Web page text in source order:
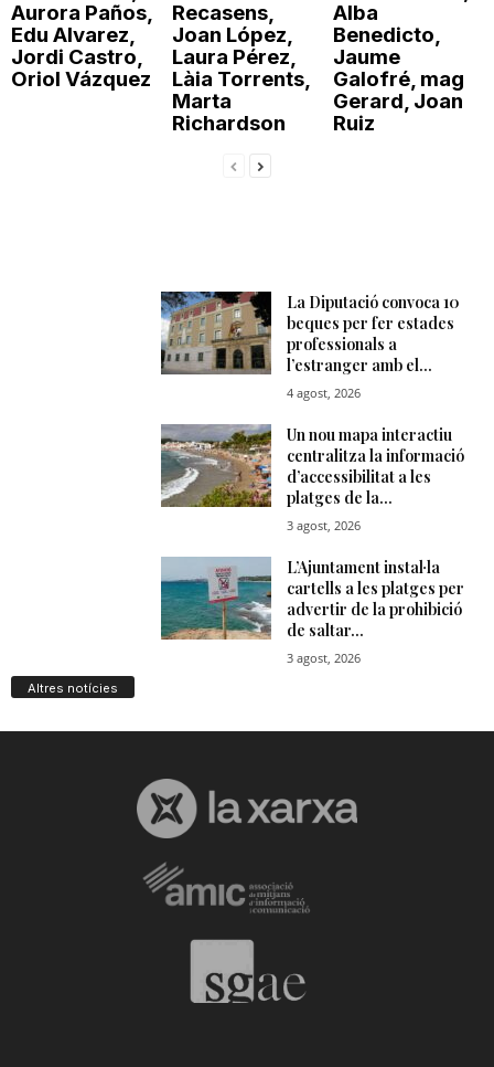
Aurora Paños,
Edu Alvarez,
Jordi Castro,
Oriol Vázquez
Recasens,
Joan López,
Laura Pérez,
Làia Torrents,
Marta
Richardson
Alba
Benedicto,
Jaume
Galofré, mag
Gerard, Joan
Ruiz
Altres notícies